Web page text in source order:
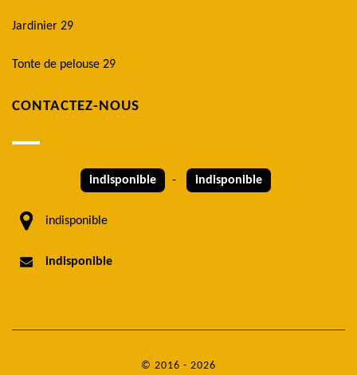
Jardinier 29
Tonte de pelouse 29
CONTACTEZ-NOUS
indisponible - indisponible
indisponible
indisponible
© 2016 - 2026